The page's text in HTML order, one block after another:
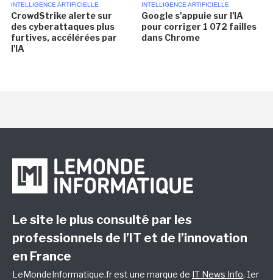
INTELLIGENCE ARTIFICIELLE
CrowdStrike alerte sur
des cyberattaques plus
furtives, accélérées par
l'IA
INTELLIGENCE ARTIFICIELLE
Google s'appuie sur l'IA
pour corriger 1 072 failles
dans Chrome
Le site le plus consulté par les
professionnels de l’IT et de l’innovation
en France
LeMondeInformatique.fr est une marque de IT News Info, 1er